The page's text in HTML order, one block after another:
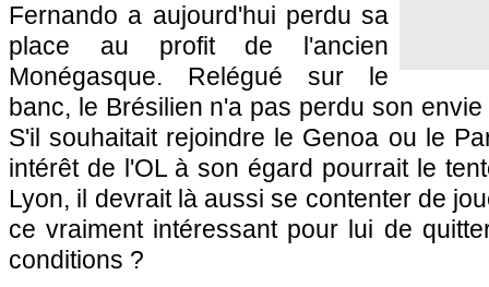
Fernando a aujourd'hui perdu sa
place au profit de l'ancien
Monégasque. Relégué sur le
banc, le Brésilien n'a pas perdu son
S'il souhaitait rejoindre le Genoa ou le
intérêt de l'OLà son égard pourrait le
Lyon, il devrait là aussi se contenter de
ce vraiment intéressant pour lui de
conditions ?